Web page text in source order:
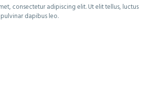
consectetur adipiscing elit. Ut elit tellus, luctus
dapibus leo.